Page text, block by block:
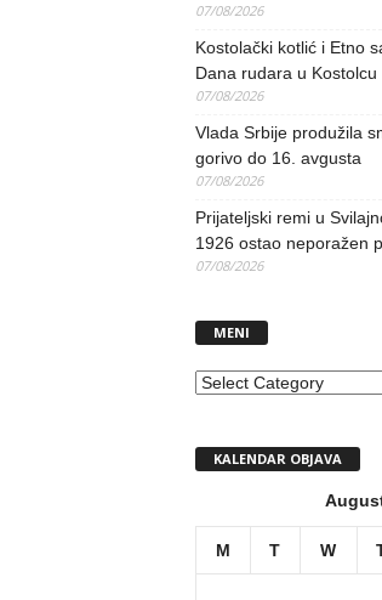
07/08/2026
Kostolački kotlić i Etno
Dana rudara u Kostolcu
07/08/2026
Vlada Srbije produžila
gorivo do 16. avgusta
07/08/2026
Prijateljski remi u
1926 ostao neporažen
07/08/2026
MENI
MENI
KALENDAR OBJAVA
M T W